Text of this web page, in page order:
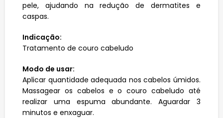
pele, ajudando na redução de dermatites e
caspas.
Indicação:
Tratamento de couro cabeludo
Modo de usar:
Aplicar quantidade adequada nos cabelos úmidos.
Massagear os cabelos e o couro cabeludo até
realizar uma espuma abundante. Aguardar 3
minutos e enxaguar.